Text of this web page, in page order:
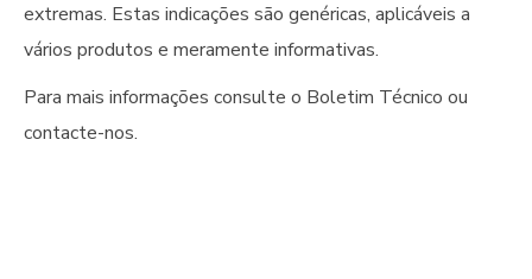
extremas. Estas indicações são genéricas, aplicáveis a
vários produtos e meramente informativas.
Para mais informações consulte o Boletim Técnico ou
contacte-nos.